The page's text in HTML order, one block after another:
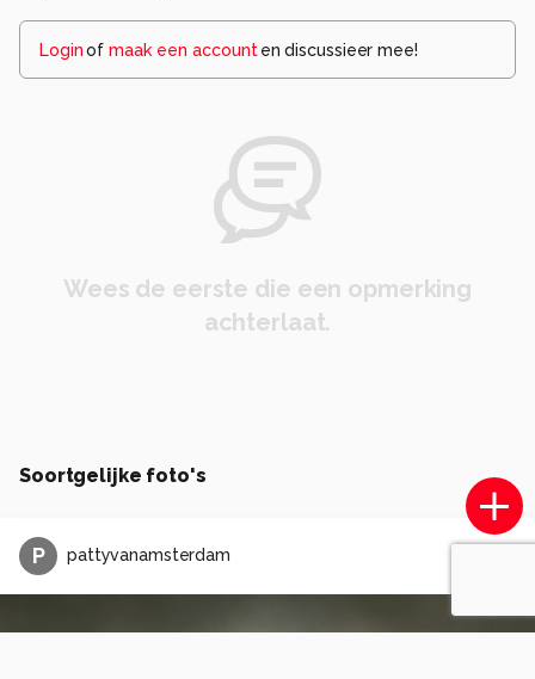
Loginof maak een account en discussieer mee!
Wees de eerste die een opmerking
achterlaat.
Soortgelijke foto's
P pattyvanamsterdam